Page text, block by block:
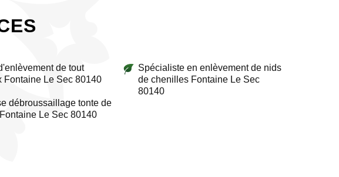
de tout
Fontaine Le Sec 80140
débroussaillage tonte de
Le Sec 80140
Spécialiste en enlèvement de nids
de chenilles Fontaine Le Sec
80140